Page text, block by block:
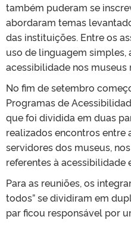
também puderam se
abordaram temas
das instituições. Entre os
uso de linguagem simples,
acessibilidade nos museus
No fim de setembro
Programas de
que foi dividida em duas
realizados encontros entre
servidores dos museus,
referentes à acessibilidade
Para as reuniões, os
todos” se dividiram em
par ficou responsável por